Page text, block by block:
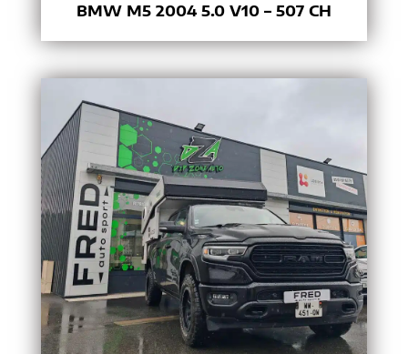
BMW M5 2004 5.0 V10 – 507 CH